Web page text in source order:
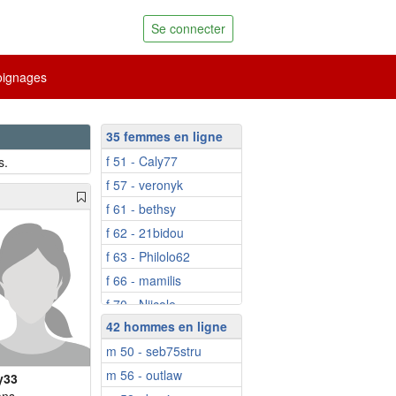
Se connecter
35 femmes en ligne
f 51 - Caly77
f 57 - veronyk
f 61 - bethsy
f 62 - 21bidou
f 63 - Philolo62
f 66 - mamilis
f 70 - Niicole
f 73 - marie-jose84
f 75 - Jeannempor...
f 52 - Alicia74
42 hommes en ligne
m 50 - seb75stru
m 56 - outlaw